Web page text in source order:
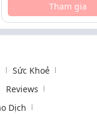
Tham gia
Sức Khoẻ
Reviews
Dịch